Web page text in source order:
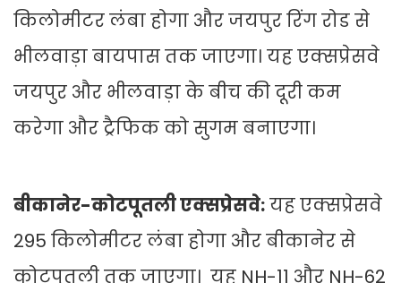
किलोमीटर लंबा होगा और जयपुर रिंग रोड से
भीलवाड़ा बायपास तक जाएगा। यह एक्सप्रेसवे
जयपुर और भीलवाड़ा के बीच की दूरी कम
करेगा और ट्रैफिक को सुगम बनाएगा।
बीकानेर-कोटपूतली एक्सप्रेसवे:यह एक्सप्रेसवे
295 किलोमीटर लंबा होगा और बीकानेर से
कोटपूतली तक जाएगा। यह NH-11 और NH-62